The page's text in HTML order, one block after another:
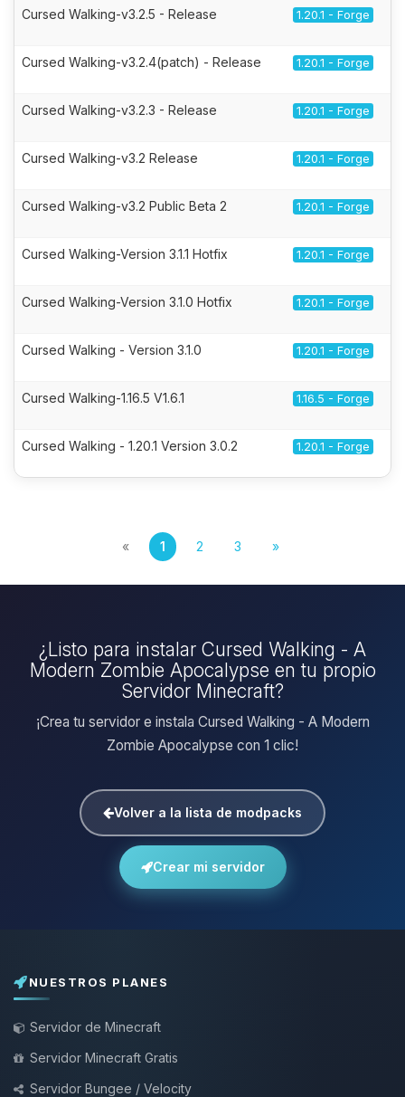
Cursed Walking-v3.2.5 - Release 1.20.1 - Forge
Cursed Walking-v3.2.4(patch) - Release 1.20.1 - Forge
Cursed Walking-v3.2.3 - Release 1.20.1 - Forge
Cursed Walking-v3.2 Release 1.20.1 - Forge
Cursed Walking-v3.2 Public Beta 2 1.20.1 - Forge
Cursed Walking-Version 3.1.1 Hotfix 1.20.1 - Forge
Cursed Walking-Version 3.1.0 Hotfix 1.20.1 - Forge
Cursed Walking - Version 3.1.0 1.20.1 - Forge
Cursed Walking-1.16.5 V1.6.1 1.16.5 - Forge
Cursed Walking - 1.20.1 Version 3.0.2 1.20.1 - Forge
« 1 2 3 »
¿Listo para instalar Cursed Walking - A
Modern Zombie Apocalypse en tu propio
Servidor Minecraft?
¡Crea tu servidor e instala Cursed Walking - A Modern
Zombie Apocalypse con 1 clic!
Volver a la lista de modpacks
Crear mi servidor
NUESTROS PLANES
Servidor de Minecraft
Servidor Minecraft Gratis
Servidor Bungee / Velocity